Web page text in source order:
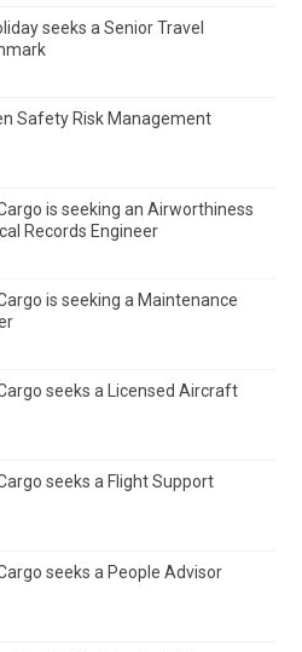
seeks a Senior Travel
Safety Risk Management
is seeking an Airworthiness
Records Engineer
is seeking a Maintenance
seeks a Licensed Aircraft
seeks a Flight Support
seeks a People Advisor